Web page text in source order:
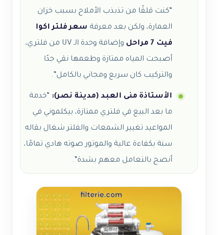
“كنت قلقًا من تذبذب الأملاح بسبب خزان
العمارة، ولكن بعد معرفة سعر فلتر اكوا
فيت 7 مراحل
وإضافة وحدة الـ UV من فلتري،
أصبحت المياه ممتازة وطعمها نقي جدًا
والتركيب كان سريع ومجاني بالكامل”.
الأستاذة منى العبد (مدينة نصر):
“خدمة
ما بعد البيع في فلتري ممتازة، بيكلموني في
المواعيد تغيير الشمعات والفلتر شغال بقاله
سنة بكفاءة عالية والموتور صوته هادي تمامًا،
أنصح بالتعامل معهم بشدة”.